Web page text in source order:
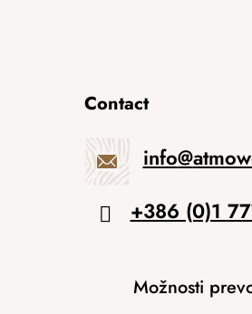
Contact
info@
+386 (0)1
Možnosti